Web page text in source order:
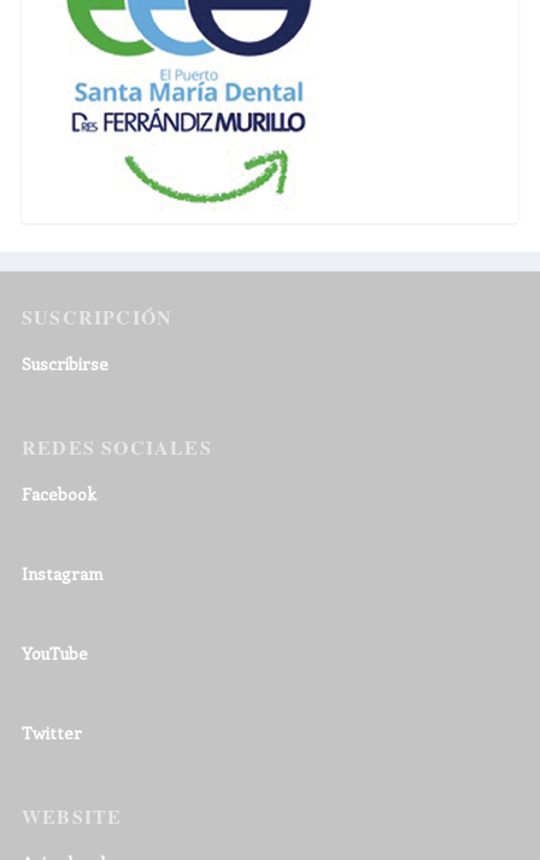
SUSCRIPCIÓN
Suscribirse
REDES SOCIALES
Facebook
Instagram
YouTube
Twitter
WEBSITE